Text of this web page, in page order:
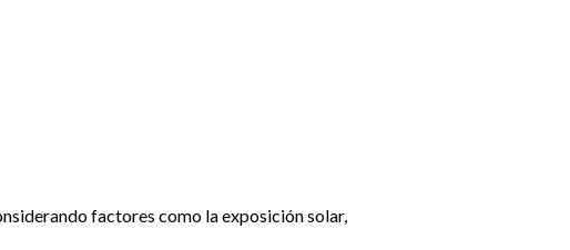
factores como la exposición solar,